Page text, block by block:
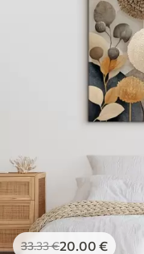
33.33€20.00 €